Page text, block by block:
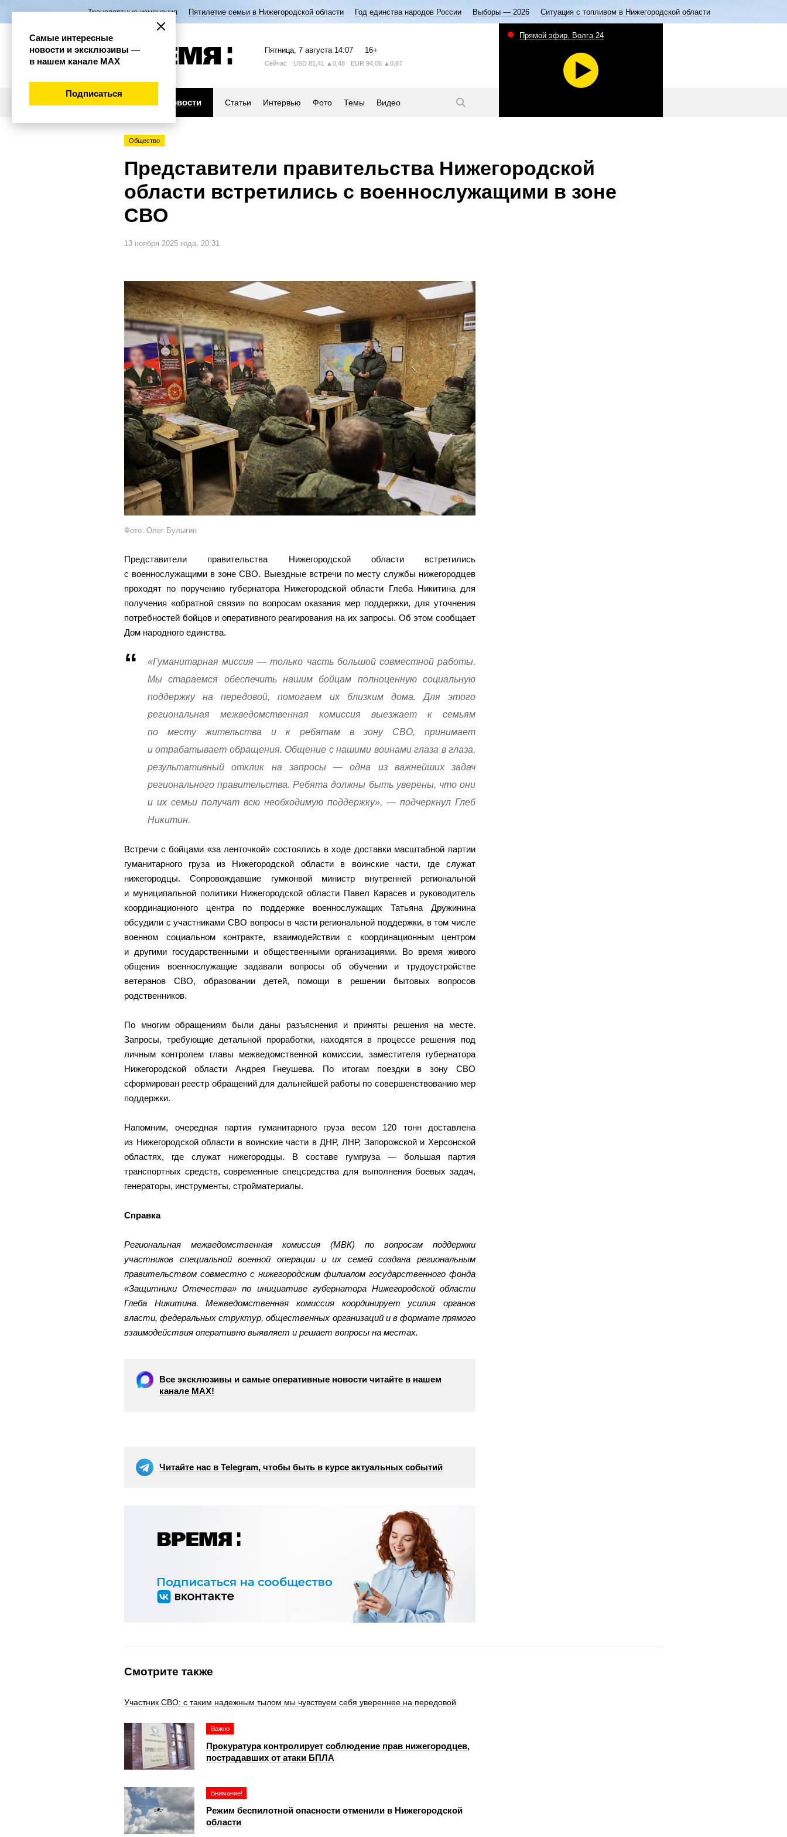
Транспортные изменения Пятилетие семьи в Нижегородской области Год единства народов России Выборы — 2026 Ситуация с топливом в Нижегородской области
Пятница, 7 августа 14:07 16+
Сейчас USD 81,41 ▲0,48 EUR 94,06 ▲0,87
Новости Статьи Интервью Фото Темы Видео
Прямой эфир. Волга 24
Общество
Представители правительства Нижегородской
области встретились с военнослужащими в зоне
СВО
13 ноября 2025 года, 20:31
Фото: Олег Булыгин
Представители правительства Нижегородской области встретились
с военнослужащими в зоне СВО. Выездные встречи по месту службы нижегородцев
проходят по поручению губернатора Нижегородской области Глеба Никитина для
получения «обратной связи» по вопросам оказания мер поддержки, для уточнения
потребностей бойцов и оперативного реагирования на их запросы. Об этом сообщает
Дом народного единства.
«Гуманитарная миссия — только часть большой совместной работы.
Мы стараемся обеспечить нашим бойцам полноценную социальную
поддержку на передовой, помогаем их близким дома. Для этого
региональная межведомственная комиссия выезжает к семьям
по месту жительства и к ребятам в зону СВО, принимает
и отрабатывает обращения. Общение с нашими воинами глаза в глаза,
результативный отклик на запросы — одна из важнейших задач
регионального правительства. Ребята должны быть уверены, что они
и их семьи получат всю необходимую поддержку», — подчеркнул Глеб
Никитин.
Встречи с бойцами «за ленточкой» состоялись в ходе доставки масштабной партии
гуманитарного груза из Нижегородской области в воинские части, где служат
нижегородцы. Сопровождавшие гумконвой министр внутренней региональной
и муниципальной политики Нижегородской области Павел Карасев и руководитель
координационного центра по поддержке военнослужащих Татьяна Дружинина
обсудили с участниками СВО вопросы в части региональной поддержки, в том числе
военном социальном контракте, взаимодействии с координационным центром
и другими государственными и общественными организациями. Во время живого
общения военнослужащие задавали вопросы об обучении и трудоустройстве
ветеранов СВО, образовании детей, помощи в решении бытовых вопросов
родственников.
По многим обращениям были даны разъяснения и приняты решения на месте.
Запросы, требующие детальной проработки, находятся в процессе решения под
личным контролем главы межведомственной комиссии, заместителя губернатора
Нижегородской области Андрея Гнеушева. По итогам поездки в зону СВО
сформирован реестр обращений для дальнейшей работы по совершенствованию мер
поддержки.
Напомним, очередная партия гуманитарного груза весом 120 тонн доставлена
из Нижегородской области в воинские части в ДНР, ЛНР, Запорожской и Херсонской
областях, где служат нижегородцы. В составе гумгруза — большая партия
транспортных средств, современные спецсредства для выполнения боевых задач,
генераторы, инструменты, стройматериалы.
Справка
Региональная межведомственная комиссия (МВК) по вопросам поддержки
участников специальной военной операции и их семей создана региональным
правительством совместно с нижегородским филиалом государственного фонда
«Защитники Отечества» по инициативе губернатора Нижегородской области
Глеба Никитина. Межведомственная комиссия координирует усилия органов
власти, федеральных структур, общественных организаций и в формате прямого
взаимодействия оперативно выявляет и решает вопросы на местах.
Все эксклюзивы и самые оперативные новости читайте в нашем
канале МАХ!
Читайте нас в Telegram, чтобы быть в курсе актуальных событий
Смотрите также
Участник СВО: с таким надежным тылом мы чувствуем себя увереннее на передовой
Важно
Прокуратура контролирует соблюдение прав нижегородцев,
пострадавших от атаки БПЛА
Внимание!
Режим беспилотной опасности отменили в Нижегородской
области
Самые интересные
новости и эксклюзивы —
в нашем канале МАХ
Подписаться